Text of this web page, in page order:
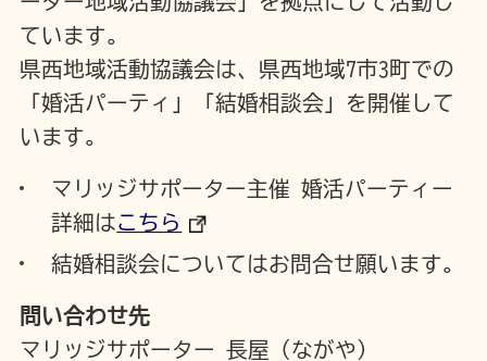
ています。
県西地域活動協議会は、県西地域7市3町での
「婚活パーティ」「結婚相談会」を開催して
います。
マリッジサポーター主催 婚活パーティー
詳細はこちら
結婚相談会についてはお問合せ願います。
問い合わせ先
マリッジサポーター 長屋（ながや）